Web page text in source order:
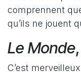
comprennent
qu’ils ne jouent
Le Monde
C’est